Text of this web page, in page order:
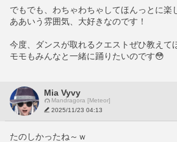
でもでも、わちゃわちゃしてほんっとに楽
ああいう雰囲気、大好きなのです！
今度、ダンスが取れるクエストぜひ教えて
モモもみんなと一緒に踊りたいのです😳
Mia Vyvy
Mandragora [Meteor]
2025/11/23 04:13
たのしかったね～ｗ